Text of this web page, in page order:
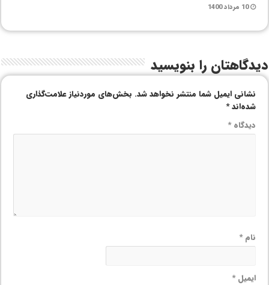
10 مرداد 1400
دیدگاهتان را بنویسید
نشانی ایمیل شما منتشر نخواهد شد. بخش‌های موردنیاز علامت‌گذاری
شده‌اند*
دیدگاه*
نام*
ایمیل*